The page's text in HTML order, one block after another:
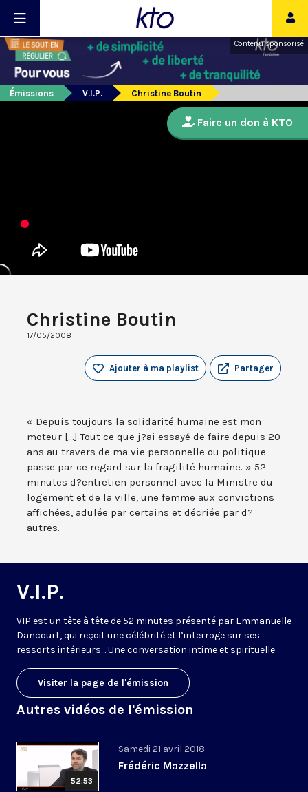
Contenu sponsorisé
Émissions V.I.P. Christine Boutin
Christine Boutin
17/05/2008
Partager
Ajouter à ma playlist
« Depuis toujours la solidarité humaine est mon
moteur [...] Tout ce que j?ai essayé de faire depuis 20
ans au travers de ma vie personnelle ou politique
passe par ce regard sur la fragilité humaine. » 52
minutes d?entretien personnel avec la Ministre du
logement et de la ville, une femme aux convictions
affichées, adulée par certains et décriée par d?
autres.
V.I.P.
VIP est un tête à tête de 52 minutes présenté par Emmanuelle
Dancourt, qui reçoit une célébrité et l’interroge sur ses
ressorts intérieurs… Une conversation intime et spirituelle.
Visiter la page de l'émission
Autres vidéos de l'émission
52:53
Samedi 21 avril 2018
Frédéric Mazzella
Faire un don à KTO